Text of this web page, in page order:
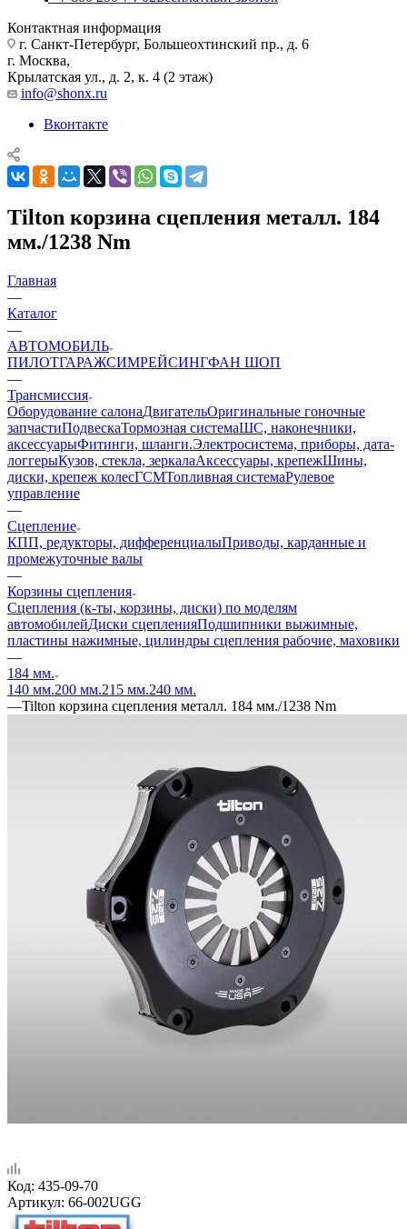
Контактная информация
г. Санкт-Петербург, Большеохтинский пр., д. 6
г. Москва,
Крылатская ул., д. 2, к. 4 (2 этаж)
info@shonx.ru
Вконтакте
Tilton корзина сцепления металл. 184
мм./1238 Nm
Главная
—
Каталог
—
АВТОМОБИЛЬ
ПИЛОТГАРАЖСИМРЕЙСИНГФАН ШОП
—
Трансмиссия
Оборудование салонаДвигательОригинальные гоночные
запчастиПодвескаТормозная системаШС, наконечники,
аксессуарыФитинги, шланги.Электросистема, приборы, дата-
логгерыКузов, стекла, зеркалаАксессуары, крепежШины,
диски, крепеж колесГСМТопливная системаРулевое
управление
—
Сцепление
КПП, редукторы, дифференциалыПриводы, карданные и
промежуточные валы
—
Корзины сцепления
Сцепления (к-ты, корзины, диски) по моделям
автомобилейДиски сцепленияПодшипники выжимные,
пластины нажимные, цилиндры сцепления рабочие, маховики
—
184 мм.
140 мм.200 мм.215 мм.240 мм.
—Tilton корзина сцепления металл. 184 мм./1238 Nm
Код: 435-09-70
Артикул: 66-002UGG